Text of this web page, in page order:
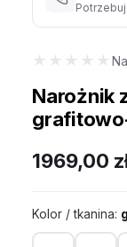
★★★★★
★★★★★
Narożnik
1969,00
Kolor / tkanina: